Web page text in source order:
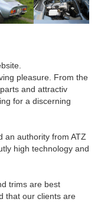
pleasure. From the
and attractiv
for a discerning
an authority from ATZ
high technology and
trims are best
that our clients are